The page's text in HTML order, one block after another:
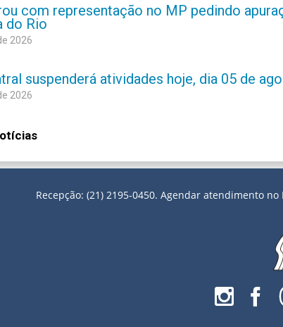
com representação no MP pedindo
do Rio
2026
suspenderá atividades hoje, dia 05 de
2026
Recepção: (21) 2195-0450. Agendar atendimento